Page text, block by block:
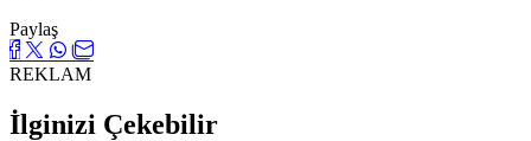
Paylaş
REKLAM
İlginizi Çekebilir